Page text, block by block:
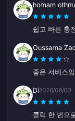
homam
쉽고 빠른 충
Oussama
좋은 서비스
Di2026/08/03
클릭 한 번으